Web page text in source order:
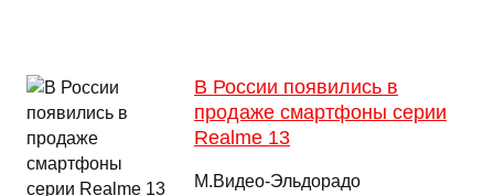
В России появились в
продаже смартфоны серии
Realme 13
М.Видео-Эльдорадо